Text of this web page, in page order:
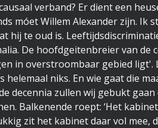
verband? Er dient een
móet Willem Alexander zijn. Ik
hij te oud is.
De hoofdgeitenbreier van de
in overstroombaar gebied ligt'.
helemaal niks. En wie gaat die
decennia zullen wij gebukt
Balkenende roept: ‘Het
zit het kabinet daar vol mee,